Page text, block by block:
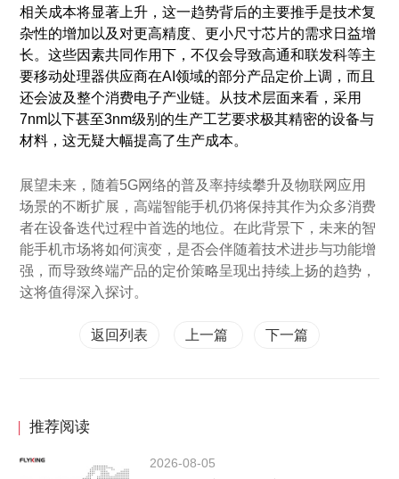
相关成本将显著上升，这一趋势背后的主要推手是技术复
杂性的增加以及对更高精度、更小尺寸芯片的需求日益增
长。这些因素共同作用下，不仅会导致高通和联发科等主
要移动处理器供应商在AI领域的部分产品定价上调，而且
还会波及整个消费电子产业链。从技术层面来看，采用
7nm以下甚至3nm级别的生产工艺要求极其精密的设备与
材料，这无疑大幅提高了生产成本。
展望未来，随着5G网络的普及率持续攀升及物联网应用
场景的不断扩展，高端智能手机仍将保持其作为众多消费
者在设备迭代过程中首选的地位。在此背景下，未来的智
能手机市场将如何演变，是否会伴随着技术进步与功能增
强，而导致终端产品的定价策略呈现出持续上扬的趋势，
这将值得深入探讨。
返回列表 上一篇 下一篇
推荐阅读
2026-08-05